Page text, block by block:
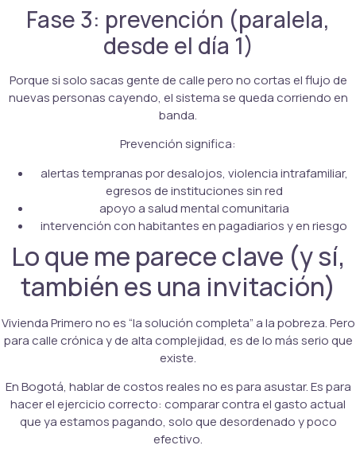
Fase 3: prevención (paralela,
desde el día 1)
Porque si solo sacas gente de calle pero no cortas el flujo de
nuevas personas cayendo, el sistema se queda corriendo en
banda.
Prevención significa:
alertas tempranas por desalojos, violencia intrafamiliar,
egresos de instituciones sin red
apoyo a salud mental comunitaria
intervención con habitantes en pagadiarios y en riesgo
Lo que me parece clave (y sí,
también es una invitación)
Vivienda Primero no es “la solución completa” a la pobreza. Pero
para calle crónica y de alta complejidad, es de lo más serio que
existe.
En Bogotá, hablar de costos reales no es para asustar. Es para
hacer el ejercicio correcto: comparar contra el gasto actual
que ya estamos pagando, solo que desordenado y poco
efectivo.